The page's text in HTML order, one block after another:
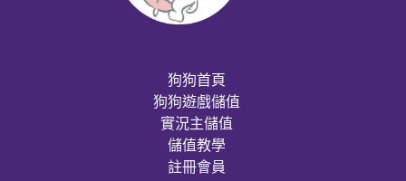
狗狗首頁
狗狗遊戲儲值
實況主儲值
儲值教學
註冊會員